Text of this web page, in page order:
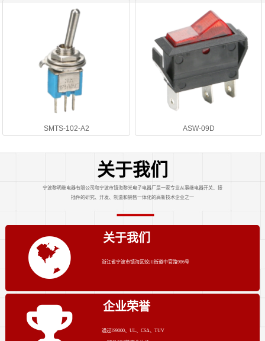
SMTS-102-A2 ASW-09D
关于我们
宁波黎明继电器有限公司和宁波市镇海黎光电子电器厂是一家专业从事继电器开关、接
插件的研究、开发、制造和销售一体化的高新技术企业之一
关于我们
浙江省宁波市镇海区蛟川街道中官路986号
企业荣誉
通过IS9000、UL、CSA、TUV